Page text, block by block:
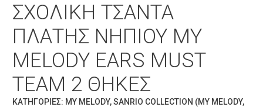
ΣΧΟΛΙΚΉ ΤΣΆΝΤΑ
ΠΛΆΤΗΣ ΝΗΠΊΟΥ MY
MELODY EARS MUST
TEAM 2 ΘΉΚΕΣ
ΚΑΤΗΓΟΡΊΕΣ: MY MELODY,SANRIO COLLECTION (MY MELODY,